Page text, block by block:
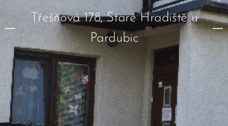
Třešňová 178, Staré Hradiště u
Pardubic